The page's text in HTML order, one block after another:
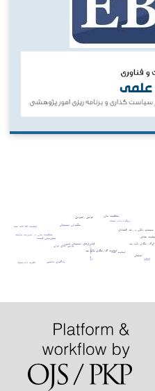
اشتغال
نهادی
سیستم بانکی و رشد اقتصادی
گزارشگری یکپارچه
کیفیت گزارشگری یکپارچهکیفیت سود تأثیر نامتقارن
فناوری‌های دیجیتال نوین
رویکرد داده بنیاد
بورس کالای ایران
پیش‌بینی قیمت
یادگیری ماشین
شفافیت مالی در مدیریت مالیات
عوامل راهبردی
xbrl
کیفیت اطلاعات حسابداری
نظریه داده‌بنیاد
شفافیت مالی
حکمرانی دیجیتال